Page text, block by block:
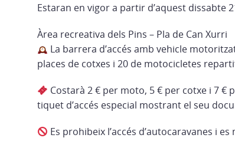
Estaran en vigor a partir d’aquest dissabte
Àrea recreativa dels Pins – Pla de Can Xurri
La barrera d’accés amb vehicle
places de cotxes i 20 de motocicletes
Costarà 2 € per moto, 5 € per cotxe i 7 €
tiquet d’accés especial mostrant el seu
Es prohibeix l’accés d’autocaravanes i